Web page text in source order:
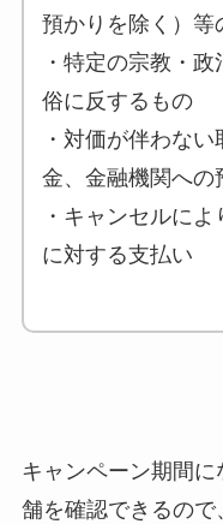
預かりを除く）等
・特定の宗教・
俗に反するもの
・対価が伴わな
金、金融機関への
・キャンセルに
に対する支払い
キャンペーン期間
舗を確認できるの